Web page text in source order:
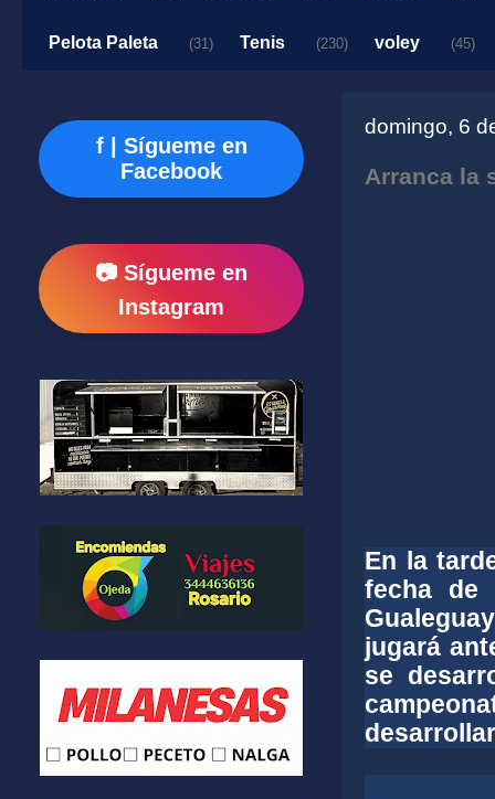
Pelota Paleta (31) Tenis (230) voley (45)
domingo, 6
Arranca la
En la
fecha de
jugará
se
f | Sígueme en
Facebook
📷 Sígueme en
Instagram